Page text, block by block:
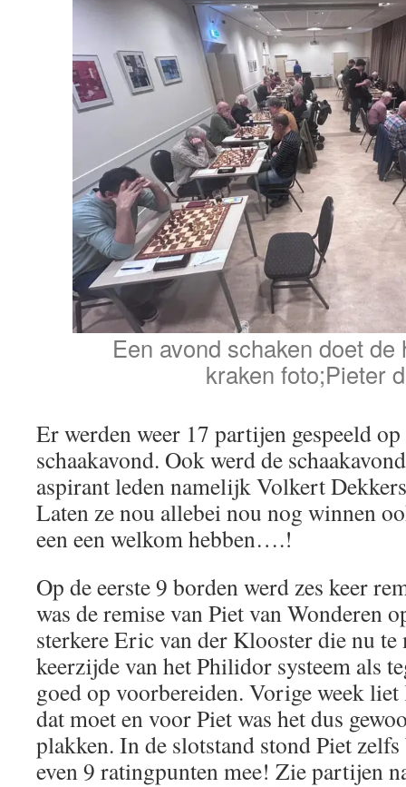
Een avond schaken doet
kraken foto;Pieter
Er werden weer 17 partijen gespeeld
schaakavond. Ook werd de
aspirant leden namelijk Volkert
Laten ze nou allebei nou nog winnen
een een welkom hebben….!
Op de eerste 9 borden werd zes keer
was de remise van Piet van Wonderen
sterkere Eric van der Klooster die nu te
keerzijde van het Philidor systeem als
goed op voorbereiden. Vorige week
dat moet en voor Piet was het dus
plakken. In de slotstand stond Piet
even 9 ratingpunten mee! Zie partijen